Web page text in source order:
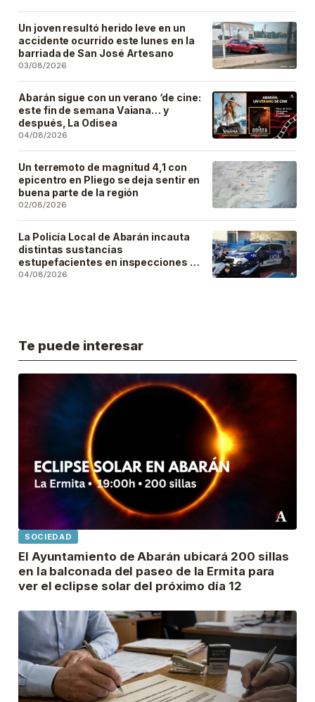
Un joven resultó herido leve en un
accidente ocurrido este lunes en la
barriada de San José Artesano
03/08/2026
Abarán sigue con un verano ‘de cine:
este fin de semana Vaiana… y
después, La Odisea
04/08/2026
Un terremoto de magnitud 4,1 con
epicentro en Pliego se deja sentir en
buena parte de la región
02/08/2026
La Policía Local de Abarán incauta
distintas sustancias
estupefacientes en inspecciones a
locales públicos del municipio
04/08/2026
Te puede interesar
SOCIEDAD
El Ayuntamiento de Abarán ubicará 200 sillas
en la balconada del paseo de la Ermita para
ver el eclipse solar del próximo día 12